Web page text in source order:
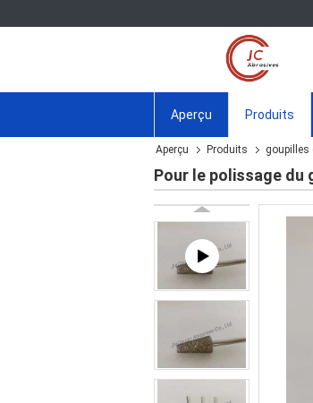
Aperçu Produits
Aperçu Produits goupilles
Pour le polissage du